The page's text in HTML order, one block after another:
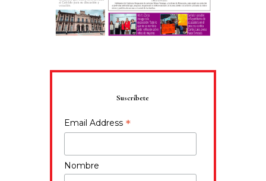
Suscríbete
Email Address *
Nombre